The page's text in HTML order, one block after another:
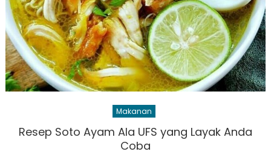
Makanan
Resep Soto Ayam Ala UFS yang Layak Anda
Coba